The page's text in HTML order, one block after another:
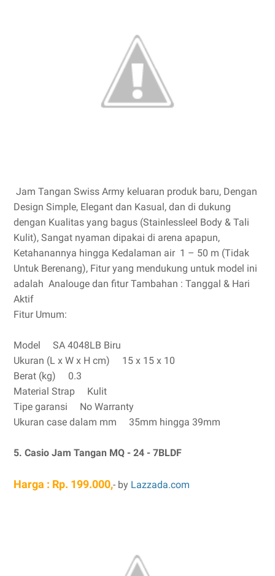
Jam Tangan Swiss Army keluaran produk baru, Dengan
Design Simple, Elegant dan Kasual, dan di dukung
dengan Kualitas yang bagus (Stainlessleel Body & Tali
Kulit), Sangat nyaman dipakai di arena apapun,
Ketahanannya hingga Kedalaman air 1 – 50 m (Tidak
Untuk Berenang), Fitur yang mendukung untuk model ini
adalah Analouge dan fitur Tambahan : Tanggal & Hari
Aktif
Fitur Umum:
Model SA 4048LB Biru
Ukuran (L x W x H cm) 15 x 15 x 10
Berat (kg) 0.3
Material Strap Kulit
Tipe garansi No Warranty
Ukuran case dalam mm 35mm hingga 39mm
5. Casio Jam Tangan MQ - 24 - 7BLDF
Harga : Rp. 199.000,- by Lazzada.com